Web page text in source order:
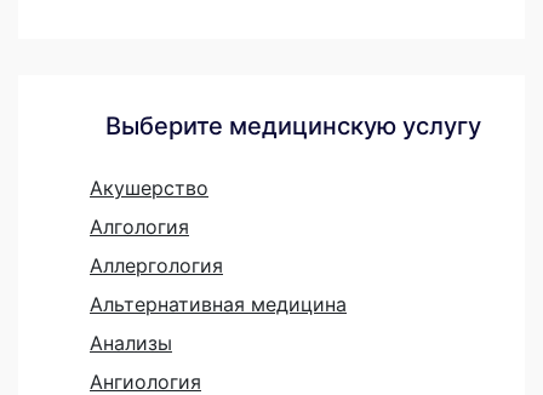
Выберите медицинскую услугу
Акушерство
Алгология
Аллергология
Альтернативная медицина
Анализы
Ангиология